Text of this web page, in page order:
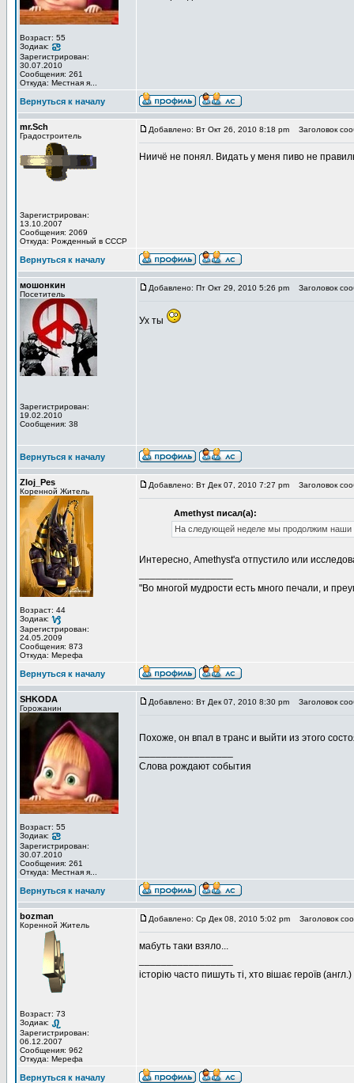
Возраст: 55
Зодиак:
Зарегистрирован:
30.07.2010
Сообщения: 261
Откуда: Местная я...
Вернуться к началу
mr.Sch
Градостроитель
Зарегистрирован:
13.10.2007
Сообщения: 2069
Откуда: Рожденный в СССР
Добавлено: Вт Окт 26, 2010 8:18 pm Заголовок
Ниичё не понял. Видать у меня пиво не
Вернуться к началу
мошонкин
Посетитель
Зарегистрирован:
19.02.2010
Сообщения: 38
Добавлено: Пт Окт 29, 2010 5:26 pm Заголовок
Ух ты
Вернуться к началу
Zloj_Pes
Коренной Житель
Возраст: 44
Зодиак:
Зарегистрирован:
24.05.2009
Сообщения: 873
Откуда: Мерефа
Добавлено: Вт Дек 07, 2010 7:27 pm Заголовок
Amethyst писал(а):
На следующей неделе мы продолжим наши
Интересно, Amethyst'а отпустило или
"Во многой мудрости есть много печали, и
Вернуться к началу
SHKODA
Горожанин
Возраст: 55
Зодиак:
Зарегистрирован:
30.07.2010
Сообщения: 261
Откуда: Местная я...
Добавлено: Вт Дек 07, 2010 8:30 pm Заголовок
Похоже, он впал в транс и выйти из этого
Слова рождают события
Вернуться к началу
bozman
Коренной Житель
Возраст: 73
Зодиак:
Зарегистрирован:
06.12.2007
Сообщения: 962
Откуда: Мерефа
Добавлено: Ср Дек 08, 2010 5:02 pm Заголовок
мабуть таки взяло...
історію часто пишуть ті, хто вішає героїв
Вернуться к началу